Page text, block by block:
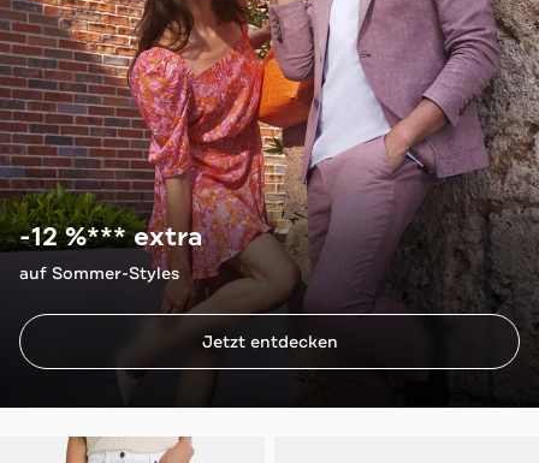
-12 %*** extra
auf Sommer-Styles
Jetzt entdecken